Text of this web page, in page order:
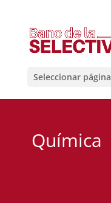
Seleccionar página
Química